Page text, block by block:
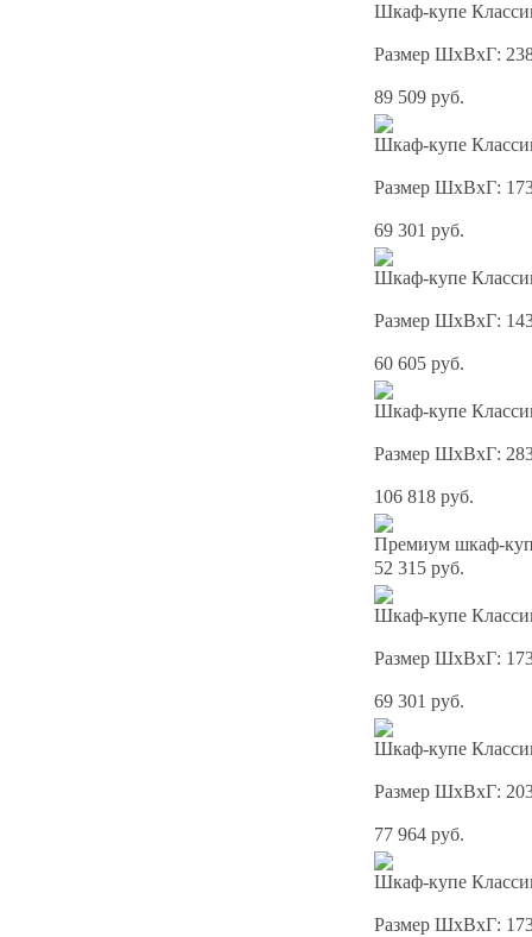
Шкаф-купе
Размер ШхВхГ:
89 509 руб.
Шкаф-купе
Размер ШхВхГ:
69 301 руб.
Шкаф-купе
Размер ШхВхГ:
60 605 руб.
Шкаф-купе
Размер ШхВхГ:
106 818 руб.
Премиум шкаф-
52 315 руб.
Шкаф-купе
Размер ШхВхГ:
69 301 руб.
Шкаф-купе
Размер ШхВхГ:
77 964 руб.
Шкаф-купе
Размер ШхВхГ: